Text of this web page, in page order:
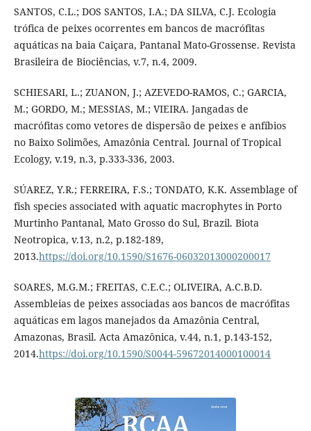
SANTOS, C.L.; DOS SANTOS, I.A.; DA SILVA, C.J. Ecologia
trófica de peixes ocorrentes em bancos de macrófitas
aquáticas na baia Caiçara, Pantanal Mato-Grossense. Revista
Brasileira de Biociências, v.7, n.4, 2009.
SCHIESARI, L.; ZUANON, J.; AZEVEDO-RAMOS, C.; GARCIA,
M.; GORDO, M.; MESSIAS, M.; VIEIRA. Jangadas de
macrófitas como vetores de dispersão de peixes e anfíbios
no Baixo Solimões, Amazônia Central. Journal of Tropical
Ecology, v.19, n.3, p.333-336, 2003.
SÚAREZ, Y.R.; FERREIRA, F.S.; TONDATO, K.K. Assemblage of
fish species associated with aquatic macrophytes in Porto
Murtinho Pantanal, Mato Grosso do Sul, Brazil. Biota
Neotropica, v.13, n.2, p.182-189,
2013.https://doi.org/10.1590/S1676-06032013000200017
SOARES, M.G.M.; FREITAS, C.E.C.; OLIVEIRA, A.C.B.D.
Assembleias de peixes associadas aos bancos de macrófitas
aquáticas em lagos manejados da Amazônia Central,
Amazonas, Brasil. Acta Amazônica, v.44, n.1, p.143-152,
2014.https://doi.org/10.1590/S0044-59672014000100014